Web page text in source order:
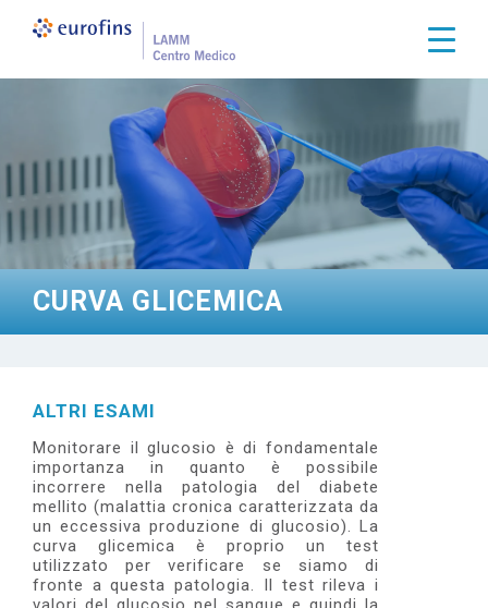
o
n
u
CURVA GLICEMICA
ALTRI ESAMI
Monitorare il glucosio è di fondamentale
importanza in quanto è possibile
incorrere nella patologia del diabete
mellito (malattia cronica caratterizzata da
un eccessiva produzione di glucosio). La
curva glicemica è proprio un test
utilizzato per verificare se siamo di
fronte a questa patologia. Il test rileva i